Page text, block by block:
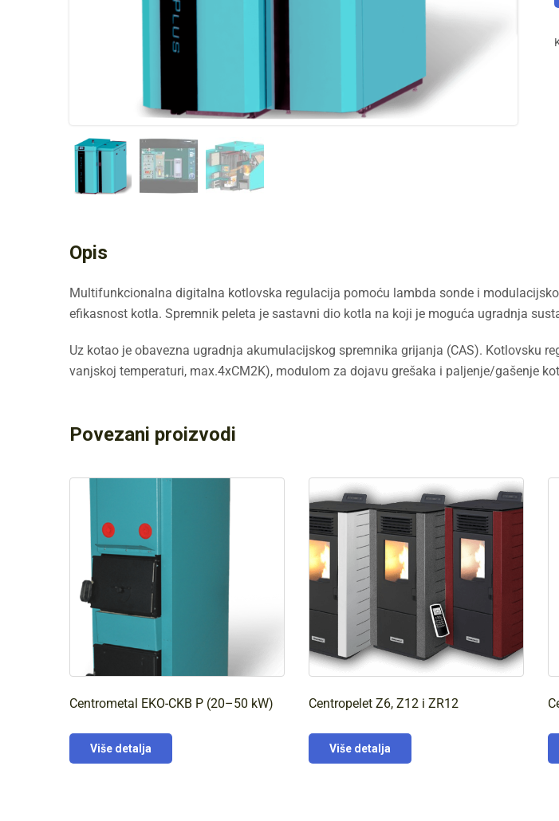
Opis
Multifunkcionalna digitalna kotlovska regulacija pomoću lambda sonde i
efikasnost kotla. Spremnik peleta je sastavni dio kotla na koji je moguća ugradnja
Uz kotao je obavezna ugradnja akumulacijskog spremnika grijanja (CAS). Kotlovsku
vanjskoj temperaturi, max.4xCM2K), modulom za dojavu grešaka i paljenje/gašenje
Povezani proizvodi
Centrometal EKO-CKB P (20–50 kW)
Više detalja
Centropelet Z6, Z12 i ZR12
Više detalja